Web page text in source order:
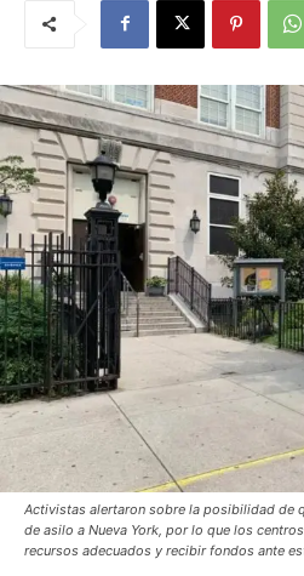
Activistas alertaron sobre la posibilidad de
de asilo a Nueva York, por lo que los
recursos adecuados y recibir fondos ante